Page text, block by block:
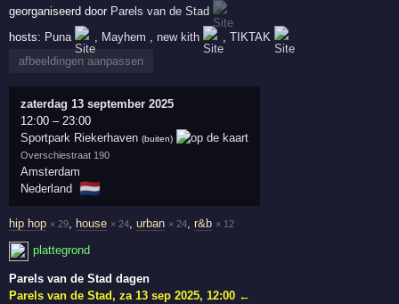
georganiseerd door Parels van de Stad
hosts: Puna Mayhem new kith ,TIKTAK
afbeeldingen aanpassen
zaterdag 13 september 2025
12:00 –23:00
Sportpark Riekerhaven (buiten)
Overschiestraat 190
Amsterdam
Nederland
🇳🇱
hip hop × 29, house × 24,urban × 24,r&b × 12
plattegrond
Parels van de Stad dagen
Parels van de Stad ,za 13 sep 2025, 12:00 ←